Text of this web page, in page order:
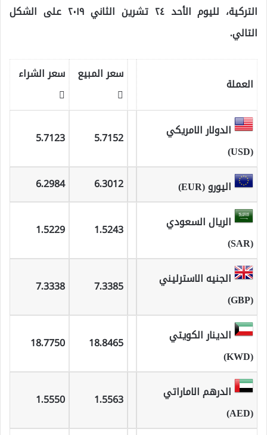
التركية، لليوم الأحد ٢٤ تشرين الثاني ٢٠١٩ على الشكل
التالي.
العملة
سعر المبيع سعر الشراء
الدولار الامريكي
(USD)
5.7152
5.7123
اليورو (EUR) 6.3012
6.2984
الريال السعودي
(SAR)
1.5243
1.5229
الجنيه الاسترليني
(GBP)
7.3385
7.3338
الدينار الكويتي
(KWD)
18.8465
18.7750
الدرهم الاماراتي
(AED)
1.5563
1.5550